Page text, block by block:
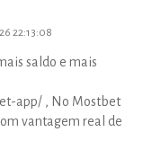
22:13:08
saldo e mais
app/ , No Mostbet
vantagem real de